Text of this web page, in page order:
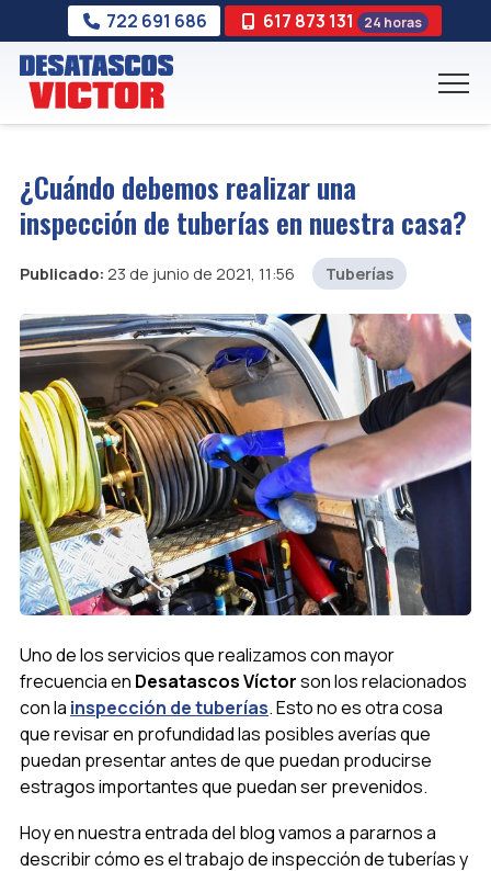
722 691 686 617 873 131 24 horas
¿Cuándo debemos realizar una
inspección de tuberías en nuestra casa?
Publicado: 23 de junio de 2021, 11:56 Tuberías
Uno de los servicios que realizamos con mayor
frecuencia en Desatascos Víctorson los relacionados
con la inspección de tuberías. Esto no es otra cosa
que revisar en profundidad las posibles averías que
puedan presentar antes de que puedan producirse
estragos importantes que puedan ser prevenidos.
Hoy en nuestra entrada del blog vamos a pararnos a
describir cómo es el trabajo de inspección de tuberías y